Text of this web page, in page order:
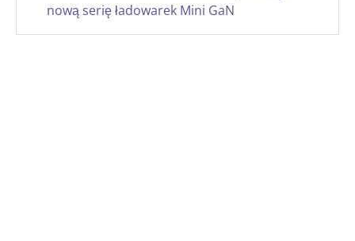
nową serię ładowarek Mini GaN